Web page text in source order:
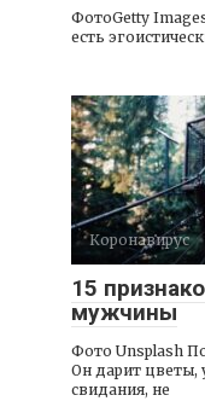
ФотоGetty
есть
Коронавирус
15
мужчины
Фото Unsplash
Он дарит цветы,
свидания, не